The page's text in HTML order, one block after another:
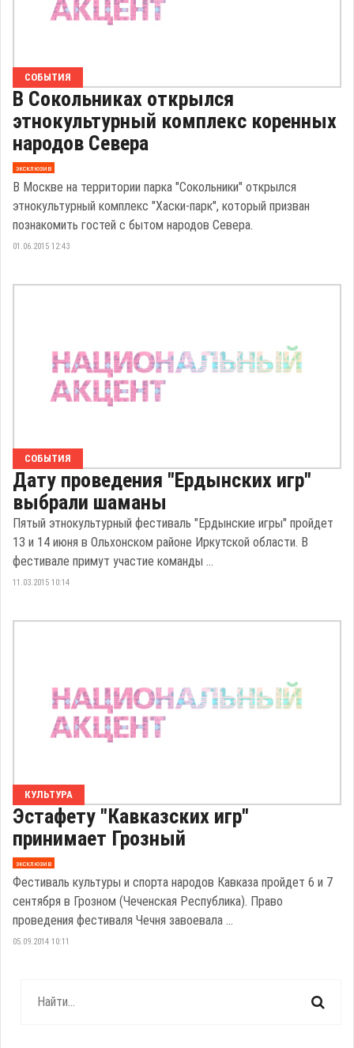
СОБЫТИЯ
В Сокольниках открылся
этнокультурный комплекс коренных
народов Севера
эксклюзив
В Москве на территории парка "Сокольники" открылся
этнокультурный комплекс "Хаски-парк", который призван
познакомить гостей с бытом народов Севера.
01.06.2015 12:43
СОБЫТИЯ
Дату проведения "Ердынских игр"
выбрали шаманы
Пятый этнокультурный фестиваль "Ердынские игры" пройдет
13 и 14 июня в Ольхонском районе Иркутской области. В
фестивале примут участие команды ...
11.03.2015 10:14
КУЛЬТУРА
Эстафету "Кавказских игр"
принимает Грозный
эксклюзив
Фестиваль культуры и спорта народов Кавказа пройдет 6 и 7
сентября в Грозном (Чеченская Республика). Право
проведения фестиваля Чечня завоевала ...
05.09.2014 10:11